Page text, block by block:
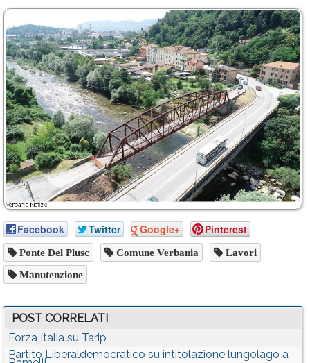
Facebook Twitter Google+ Pinterest
Ponte Del Plusc Comune Verbania Lavori
Manutenzione
POST CORRELATI
Forza Italia su Tarip
Partito Liberaldemocratico su intitolazione lungolago a